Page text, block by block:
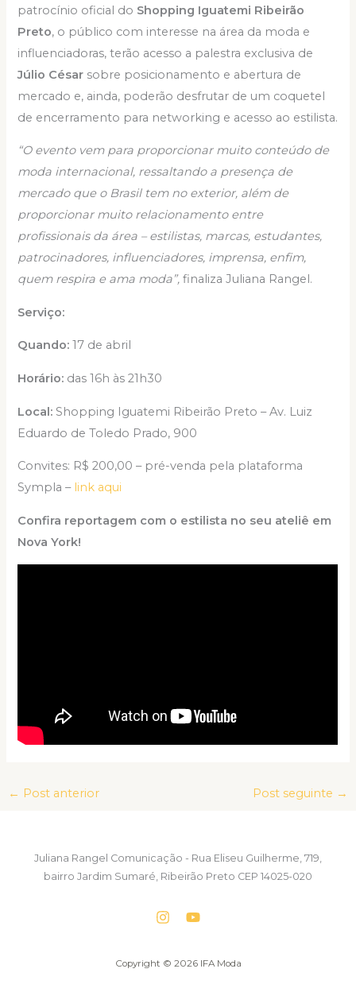
patrocínio oficial do Shopping Iguatemi Ribeirão
Preto, o público com interesse na área da moda e
influenciadoras, terão acesso a palestra exclusiva de
Júlio César sobre posicionamento e abertura de
mercado e, ainda, poderão desfrutar de um coquetel
de encerramento para networking e acesso ao estilista.
“O evento vem para proporcionar muito conteúdo de
moda internacional, ressaltando a presença de
mercado que o Brasil tem no exterior, além de
proporcionar muito relacionamento entre
profissionais da área – estilistas, marcas, estudantes,
patrocinadores, influenciadores, imprensa, enfim,
quem respira e ama moda”, finaliza Juliana Rangel.
Serviço:
Quando:17 de abril
Horário: das 16h às 21h30
Local: Shopping Iguatemi Ribeirão Preto – Av. Luiz
Eduardo de Toledo Prado, 900
Convites: R$ 200,00 – pré-venda pela plataforma
Sympla – link aqui
Confira reportagem com o estilista no seu ateliê em
Nova York!
← Post anterior Post seguinte →
Juliana Rangel Comunicação - Rua Eliseu Guilherme, 719,
bairro Jardim Sumaré, Ribeirão Preto CEP 14025-020
Copyright © 2026 IFA Moda